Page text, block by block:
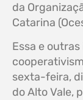
da
Catarina
Essa e
sexta-feira,
do Alto Vale,